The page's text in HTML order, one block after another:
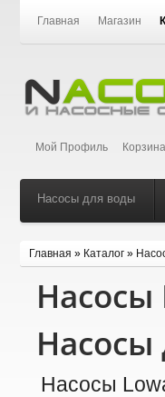
Главная Магазин
Мой Профиль Корзина
Насосы для воды
Главная » Каталог »
Насосы
Насосы
Насосы